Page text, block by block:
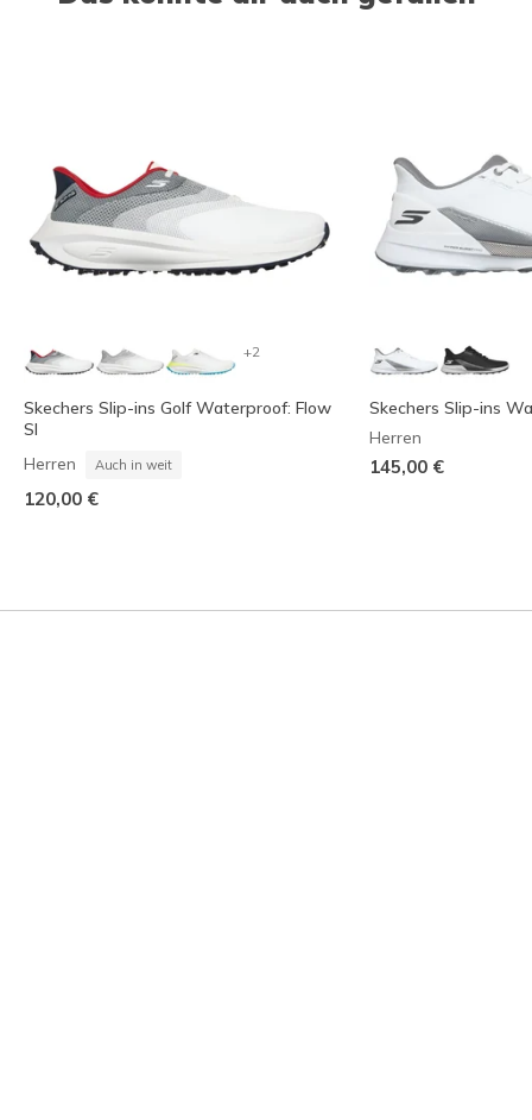
+2
Skechers Slip-ins Golf Waterproof: Flow
SI
Herren Auch in weit
120,00 €
Skechers Slip-ins
Herren
145,00 €